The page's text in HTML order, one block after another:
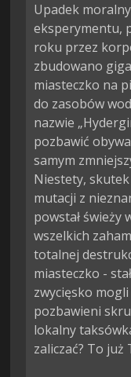
Upadek
eksperymentu,
roku przez
zbudowano
miasteczko na
do zasobów
nazwie
pozbawić
samym
Niestety, skutek
mutacji z
powstał świeży
wszelkich
totalnej
miasteczko -
zwycięsko
pozbawieni
lokalny
zaliczać? To już